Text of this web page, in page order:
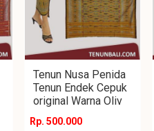
Tenun Nusa Penida
Tenun Endek Cepuk
original Warna Oliv
Rp. 500.000